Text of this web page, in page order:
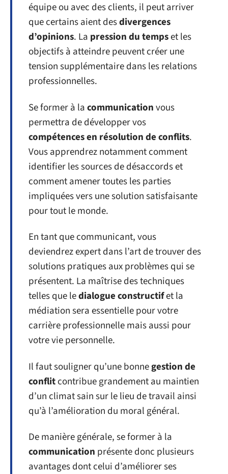
équipe ou avec des clients, il peut arriver
que certains aient desdivergences
d’opinions. La pression du tempset les
objectifs à atteindre peuvent créer une
tension supplémentaire dans les relations
professionnelles.
Se former à lacommunicationvous
permettra de développer vos
compétences en résolution de conflits.
Vous apprendrez notamment comment
identifier les sources de désaccords et
comment amener toutes les parties
impliquées vers une solution satisfaisante
pour tout le monde.
En tant que communicant, vous
deviendrez expert dans l’art de trouver des
solutions pratiques aux problèmes qui se
présentent. La maîtrise des techniques
telles que ledialogue constructifet la
médiation sera essentielle pour votre
carrière professionnelle mais aussi pour
votre vie personnelle.
Il faut souligner qu’une bonnegestion de
conflitcontribue grandement au maintien
d’un climat sain sur le lieu de travail ainsi
qu’à l’amélioration du moral général.
De manière générale, se former à la
communication présente donc plusieurs
avantages dont celui d’améliorer ses